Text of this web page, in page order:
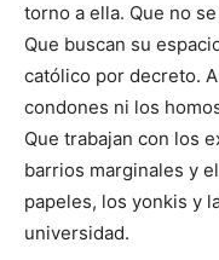
torno a ella. Que no
Que buscan su
católico por decreto.
condones ni los
Que trabajan con los
barrios marginales y
papeles, los yonkis y
universidad.